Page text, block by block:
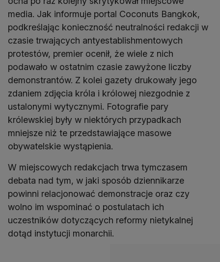
media. Jak informuje portal Coconuts Bangkok,
podkreślając konieczność neutralności redakcji w
czasie trwających antyestablishmentowych
protestów, premier ocenił, że wiele z nich
podawało w ostatnim czasie zawyżone liczby
demonstrantów. Z kolei gazety drukowały jego
zdaniem zdjęcia króla i królowej niezgodnie z
ustalonymi wytycznymi. Fotografie pary
królewskiej były w niektórych przypadkach
mniejsze niż te przedstawiające masowe
obywatelskie wystąpienia.
W miejscowych redakcjach trwa tymczasem
debata nad tym, w jaki sposób dziennikarze
powinni relacjonować demonstracje oraz czy
wolno im wspominać o postulatach ich
uczestników dotyczących reformy nietykalnej
dotąd instytucji monarchii.